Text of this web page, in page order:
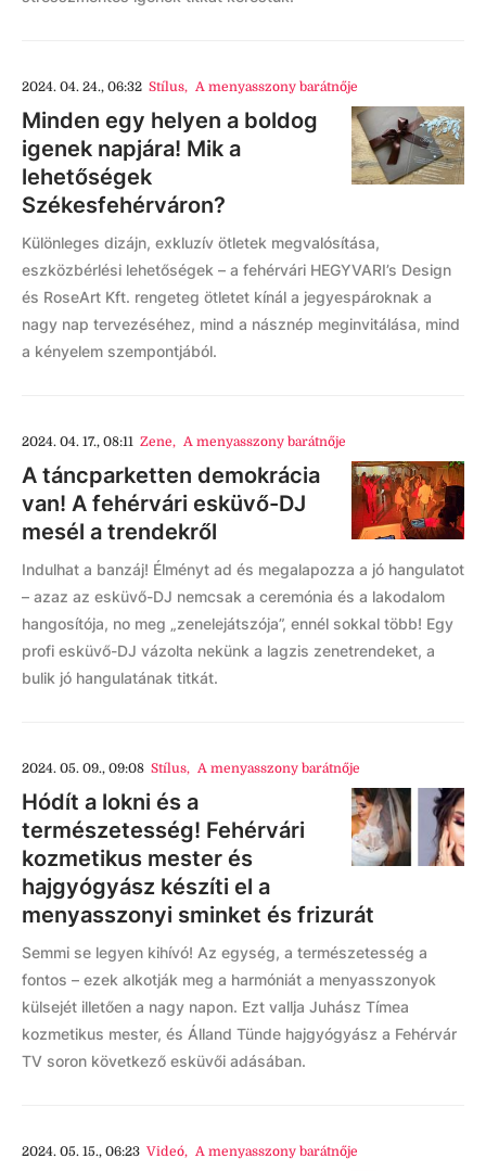
2024. 04. 24., 06:32 Stílus, A menyasszony barátnője
Minden egy helyen a boldog
igenek napjára! Mik a
lehetőségek
Székesfehérváron?
Különleges dizájn, exkluzív ötletek megvalósítása,
eszközbérlési lehetőségek – a fehérvári HEGYVARI’s Design
és RoseArt Kft. rengeteg ötletet kínál a jegyespároknak a
nagy nap tervezéséhez, mind a násznép meginvitálása, mind
a kényelem szempontjából.
2024. 04. 17., 08:11 Zene, A menyasszony barátnője
A táncparketten demokrácia
van! A fehérvári esküvő-DJ
mesél a trendekről
Indulhat a banzáj! Élményt ad és megalapozza a jó hangulatot
– azaz az esküvő-DJ nemcsak a ceremónia és a lakodalom
hangosítója, no meg „zenelejátszója”, ennél sokkal több! Egy
profi esküvő-DJ vázolta nekünk a lagzis zenetrendeket, a
bulik jó hangulatának titkát.
2024. 05. 09., 09:08 Stílus, A menyasszony barátnője
Hódít a lokni és a
természetesség! Fehérvári
kozmetikus mester és
hajgyógyász készíti el a
menyasszonyi sminket és frizurát
Semmi se legyen kihívó! Az egység, a természetesség a
fontos – ezek alkotják meg a harmóniát a menyasszonyok
külsejét illetően a nagy napon. Ezt vallja Juhász Tímea
kozmetikus mester, és Álland Tünde hajgyógyász a Fehérvár
TV soron következő esküvői adásában.
2024. 05. 15., 06:23 Videó, A menyasszony barátnője